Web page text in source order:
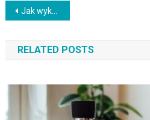
Nawigacja
wpisu
Jak wykorzystać przeterminowane kosmetyki? Bezpieczeństwo i porady
RELATED POSTS